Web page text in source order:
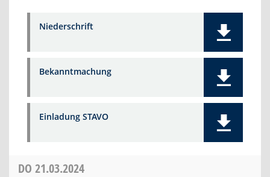
Niederschrift
Bekanntmachung
Einladung STAVO
DO 21.03.2024